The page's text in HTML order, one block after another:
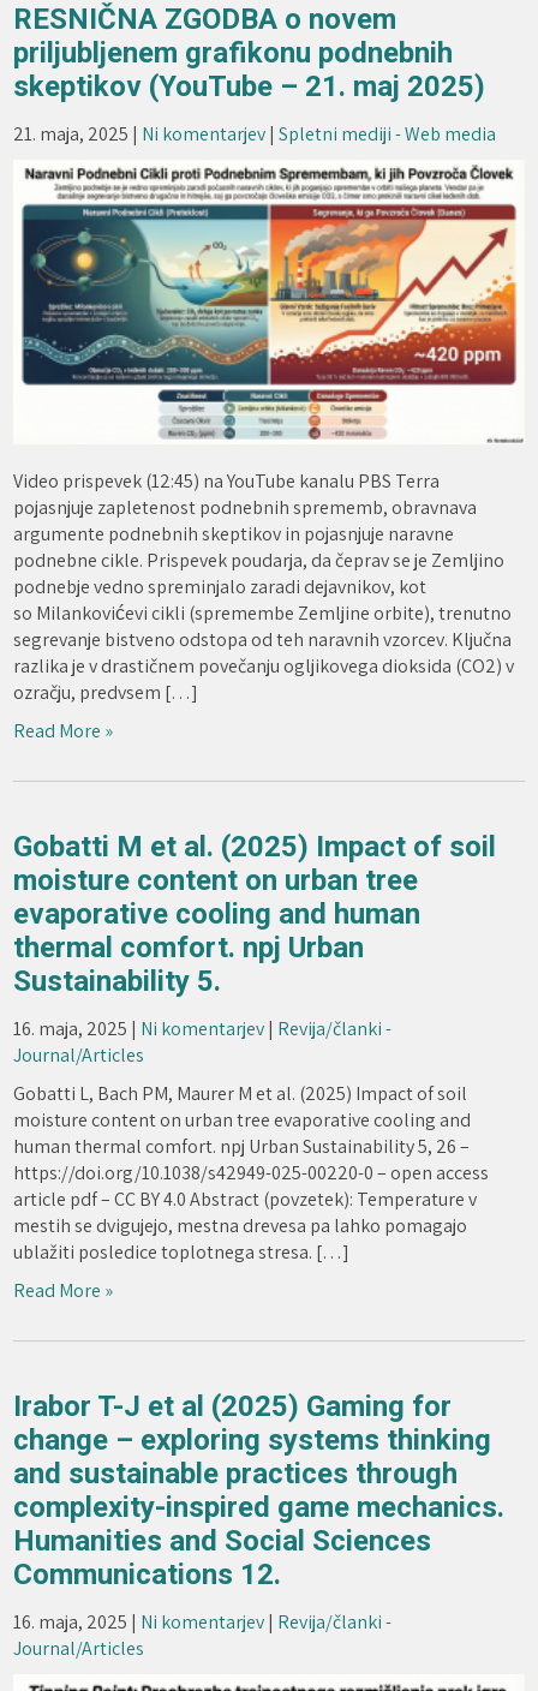
RESNIČNA ZGODBA o novem
priljubljenem grafikonu podnebnih
skeptikov (YouTube – 21. maj 2025)
21. maja, 2025 | Ni komentarjev|Spletni mediji - Web media
Video prispevek (12:45) na YouTube kanalu PBS Terra
pojasnjuje zapletenost podnebnih sprememb, obravnava
argumente podnebnih skeptikov in pojasnjuje naravne
podnebne cikle. Prispevek poudarja, da čeprav se je Zemljino
podnebje vedno spreminjalo zaradi dejavnikov, kot
so Milankovićevi cikli (spremembe Zemljine orbite), trenutno
segrevanje bistveno odstopa od teh naravnih vzorcev. Ključna
razlika je v drastičnem povečanju ogljikovega dioksida (CO2) v
ozračju, predvsem […]
Read More »
Gobatti M et al. (2025) Impact of soil
moisture content on urban tree
evaporative cooling and human
thermal comfort. npj Urban
Sustainability 5.
16. maja, 2025 | Ni komentarjev| Revija/članki -
Journal/Articles
Gobatti L, Bach PM, Maurer M et al. (2025) Impact of soil
moisture content on urban tree evaporative cooling and
human thermal comfort. npj Urban Sustainability 5, 26 –
https://doi.org/10.1038/s42949-025-00220-0 – open access
article pdf – CC BY 4.0 Abstract (povzetek): Temperature v
mestih se dvigujejo, mestna drevesa pa lahko pomagajo
ublažiti posledice toplotnega stresa. […]
Read More »
Irabor T-J et al (2025) Gaming for
change – exploring systems thinking
and sustainable practices through
complexity-inspired game mechanics.
Humanities and Social Sciences
Communications 12.
16. maja, 2025 | Ni komentarjev| Revija/članki -
Journal/Articles